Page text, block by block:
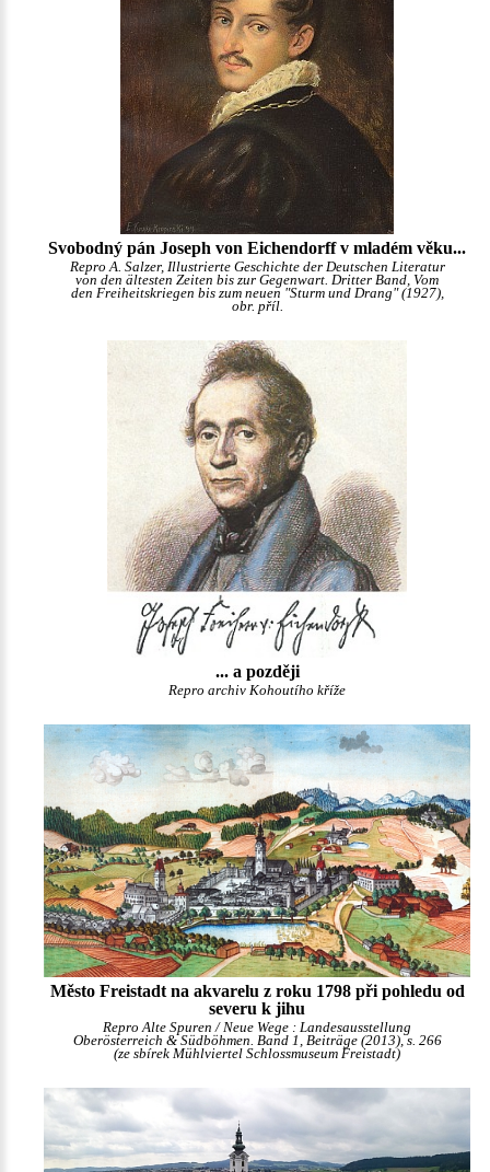
Svobodný pán Joseph von Eichendorff v mladém věku...
Repro A. Salzer, Illustrierte Geschichte der Deutschen Literatur
von den ältesten Zeiten bis zur Gegenwart. Dritter Band, Vom
den Freiheitskriegen bis zum neuen "Sturm und Drang" (1927),
obr. příl.
... a později
Repro archiv Kohoutího kříže
Město Freistadt na akvarelu z roku 1798 při pohledu od
severu k jihu
Repro Alte Spuren / Neue Wege : Landesausstellung
Oberösterreich & Südböhmen. Band 1, Beiträge (2013), s. 266
(ze sbírek Mühlviertel Schlossmuseum Freistadt)